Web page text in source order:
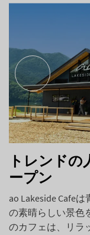
トレンドの
ープン
ao Lakeside Cafe
の素晴らしい景色
のカフェは、リラ